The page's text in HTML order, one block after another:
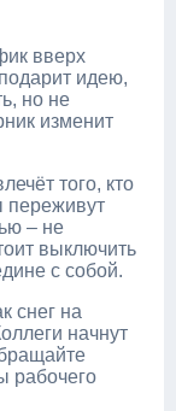
вверх
идею,
но не
изменит
того, кто
переживут
– не
выключить
с собой.
снег на
начнут
рабочего